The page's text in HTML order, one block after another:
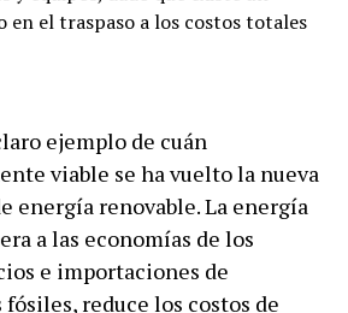
en el traspaso a los costos totales
ejemplo de cuán
viable se ha vuelto la nueva
energía renovable. La energía
a las economías de los
e importaciones de
reduce los costos de